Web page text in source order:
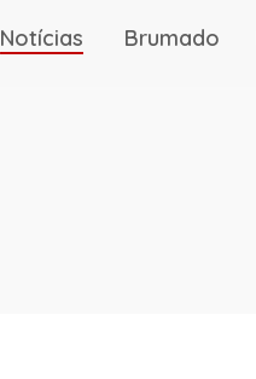
Notícias Brumado